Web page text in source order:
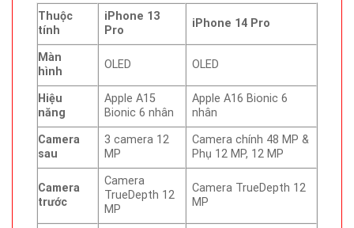
Thuộc
tính
iPhone 13
Pro
iPhone 14 Pro
Màn
hình
OLED OLED
Hiệu
năng
Apple A15
Bionic 6 nhân
Apple A16 Bionic 6
nhân
Camera
sau
3 camera 12
MP
Camera chính 48 MP &
Phụ 12 MP, 12 MP
Camera
trước
Camera
TrueDepth 12
MP
Camera TrueDepth 12
MP